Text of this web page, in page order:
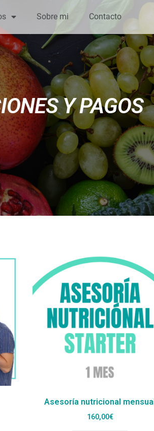
Sobre mi Contacto
Y PAGOS
Asesoría nutricional mensual
160,00€